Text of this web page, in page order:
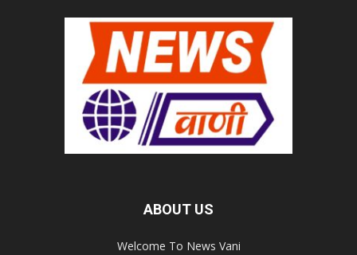
ABOUT US
Welcome To News Vani